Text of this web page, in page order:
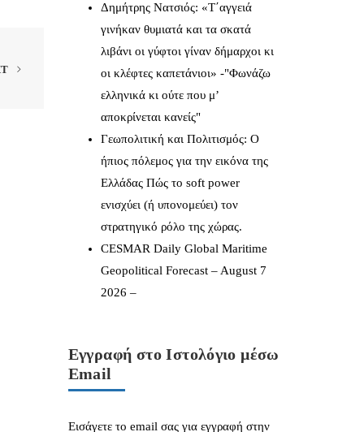
Δημήτρης Νατσιός: «Τ΄αγγειά
γινήκαν θυμιατά και τα σκατά
λιβάνι οι γύφτοι γίναν δήμαρχοι κι
οι κλέφτες καπετάνιοι» -"Φωνάζω
ελληνικά κι ούτε που μ’
αποκρίνεται κανείς"
Γεωπολιτική και Πολιτισμός: Ο
ήπιος πόλεμος για την εικόνα της
Ελλάδας Πώς το soft power
ενισχύει (ή υπονομεύει) τον
στρατηγικό ρόλο της χώρας.
CESMAR Daily Global Maritime
Geopolitical Forecast – August 7
2026 –
Εγγραφή στο Ιστολόγιο μέσω
Email
Εισάγετε το email σας για εγγραφή στην